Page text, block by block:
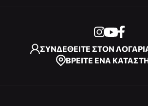
ΣΥΝΔΕΘΕΙΤΕ ΣΤΟΝ
ΒΡΕΙΤΕ ΕΝΑ